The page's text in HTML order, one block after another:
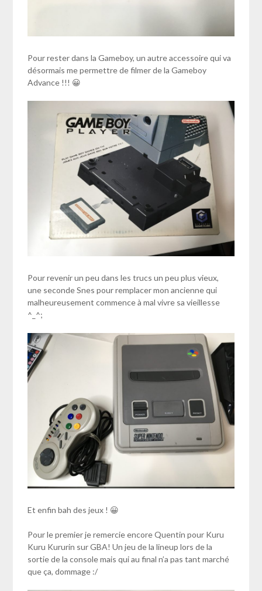
Pour rester dans la Gameboy, un autre accessoire qui va
désormais me permettre de filmer de la Gameboy
Advance !!! 😀
Pour revenir un peu dans les trucs un peu plus vieux,
une seconde Snes pour remplacer mon ancienne qui
malheureusement commence à mal vivre sa vieillesse
^_^;
Et enfin bah des jeux ! 😀
Pour le premier je remercie encore Quentin pour Kuru
Kuru Kururin sur GBA! Un jeu de la lineup lors de la
sortie de la console mais qui au final n’a pas tant marché
que ça, dommage :/